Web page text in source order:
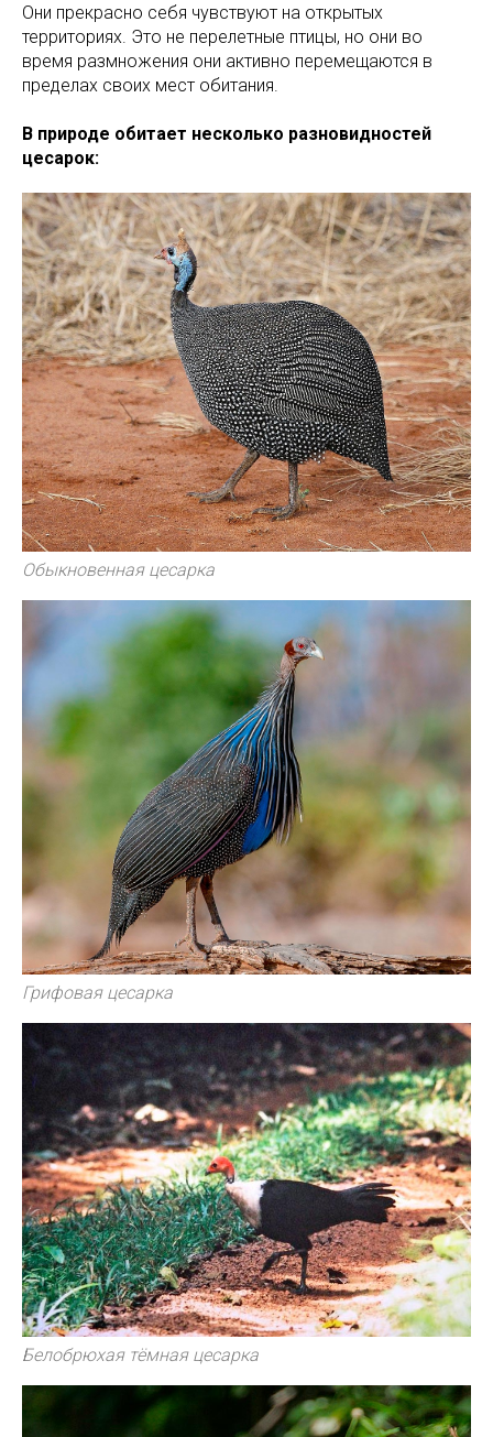
Они прекрасно себя чувствуют на открытых
территориях. Это не перелетные птицы, но они во
время размножения они активно перемещаются в
пределах своих мест обитания.
В природе обитает несколько разновидностей
цесарок:
Обыкновенная цесарка
Грифовая цесарка
Белобрюхая тёмная цесарка